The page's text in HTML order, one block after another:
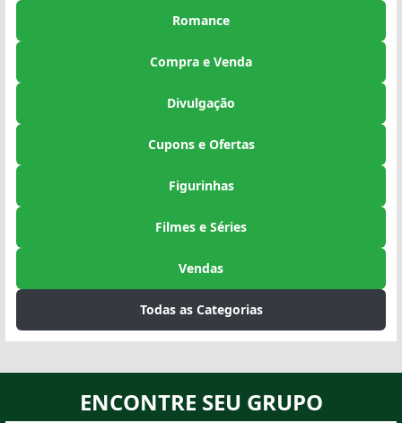
Romance
Compra e Venda
Divulgação
Cupons e Ofertas
Figurinhas
Filmes e Séries
Vendas
Todas as Categorias
ENCONTRE SEU GRUPO